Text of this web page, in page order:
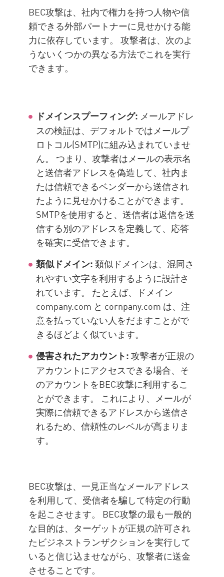
BEC攻撃は、社内で権力を持つ人物や信
頼できる外部パートナーに見せかける能
力に依存しています。 攻撃者は、次のよ
うないくつかの異なる方法でこれを実行
できます。
ドメインスプーフィング: メールアドレ
スの検証は、デフォルトではメールプ
ロトコル(SMTP)に組み込まれていませ
ん。 つまり、攻撃者はメールの表示名
と送信者アドレスを偽造して、社内ま
たは信頼できるベンダーから送信され
たように見せかけることができます。
SMTPを使用すると、送信者は返信を送
信する別のアドレスを定義して、応答
を確実に受信できます。
類似ドメイン:類似ドメインは、混同さ
れやすい文字を利用するように設計さ
れています。 たとえば、ドメイン
company.com と cornpany.com は、注
意を払っていない人をだますことがで
きるほどよく似ています。
侵害されたアカウント:攻撃者が正規の
アカウントにアクセスできる場合、そ
のアカウントをBEC攻撃に利用するこ
とができます。 これにより、メールが
実際に信頼できるアドレスから送信さ
れるため、信頼性のレベルが高まりま
す。
BEC攻撃は、一見正当なメールアドレス
を利用して、受信者を騙して特定の行動
を起こさせます。 BEC攻撃の最も一般的
な目的は、ターゲットが正規の許可され
たビジネストランザクションを実行して
いると信じ込ませながら、攻撃者に送金
させることです。